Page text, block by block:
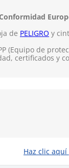
Conformidad
de PELIGRO y
(Equipo de
certificados y
Haz clic